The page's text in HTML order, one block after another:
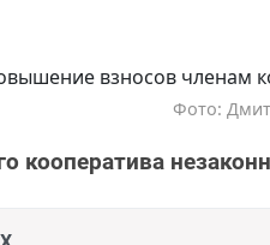
Фото:
кооператива